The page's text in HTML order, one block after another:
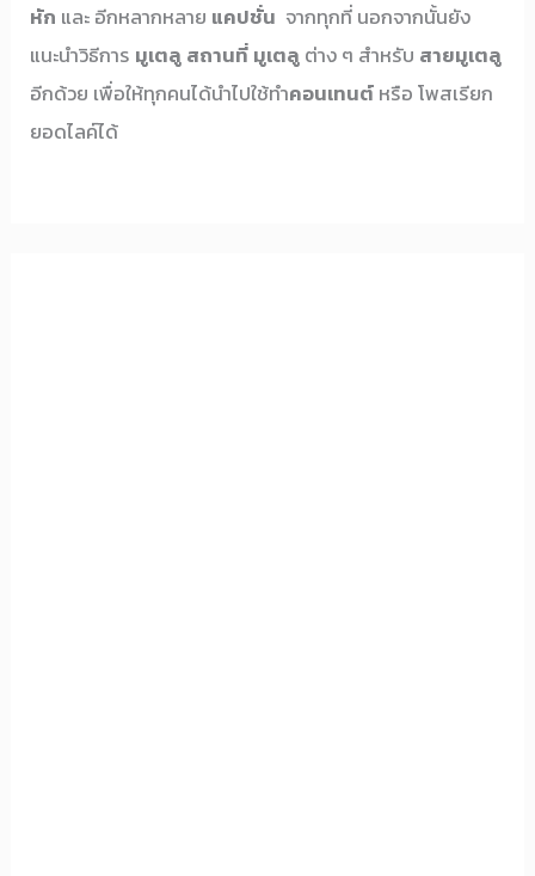
หัก และ อีกหลากหลาย แคปชั่น จากทุกที่ นอกจากนั้นยัง
แนะนำวิธีการ มูเตลู สถานที่ มูเตลู ต่าง ๆ สำหรับ สายมูเตลู
อีกด้วย เพื่อให้ทุกคนได้นำไปใช้ทำคอนเทนต์ หรือ โพสเรียก
ยอดไลค์ได้